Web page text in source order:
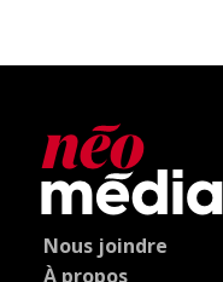
Nous joindre
À propos